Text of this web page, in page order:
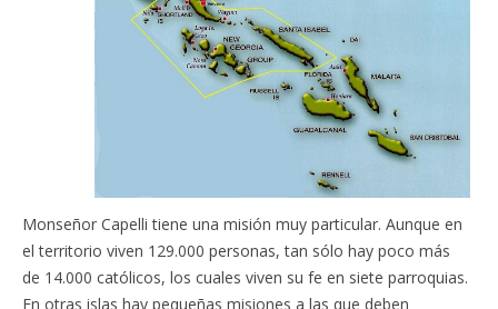
Monseñor Capelli tiene una misión muy particular. Aunque en
el territorio viven 129.000 personas, tan sólo hay poco más
de 14.000 católicos, los cuales viven su fe en siete parroquias.
En otras islas hay pequeñas misiones a las que deben